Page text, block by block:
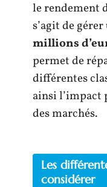
le rendement
s’agit de
millions
permet de
différentes
ainsi
des marchés.
Les
considérer